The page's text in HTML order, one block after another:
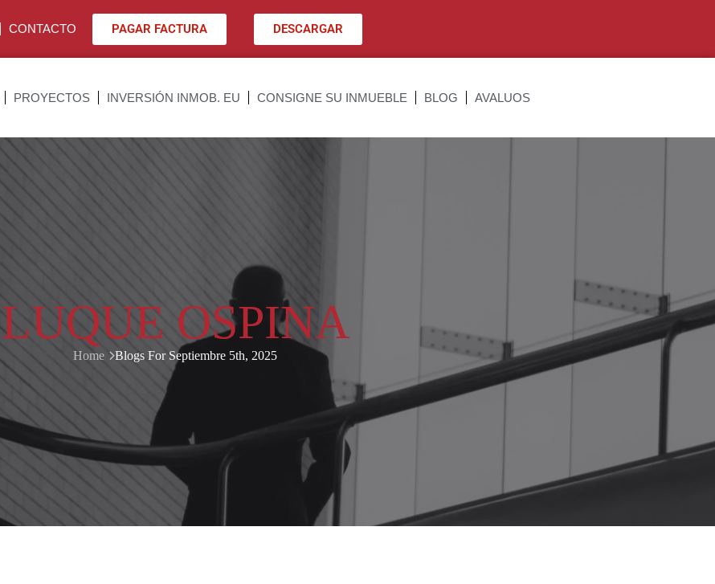
CONTACTO PAGAR FACTURA DESCARGAR
PROYECTOS INVERSIÓN INMOB. EU CONSIGNE SU INMUEBLE BLOG AVALUOS
LUQUE OSPINA
Home Blogs For Septiembre 5th, 2025